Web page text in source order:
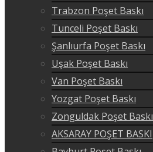
Trabzon Poşet Baskı
Tunceli Poşet Baskı
Şanlıurfa Poşet Baskı
Uşak Poşet Baskı
Van Poşet Baskı
Yozgat Poşet Baskı
Zonguldak Poşet Baskı
AKSARAY POŞET BASKI